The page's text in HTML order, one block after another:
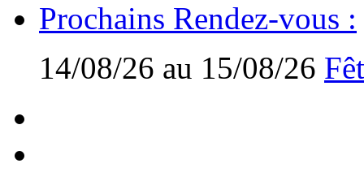
Prochains Rendez-vous :
14/08/26 au 15/08/26